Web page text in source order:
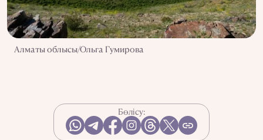
Алматы облысы/Ольга Гумирова
Бөлісу: